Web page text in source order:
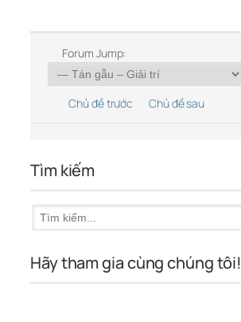
Forum Jump:
Chủ đề trước Chủ đề sau
Tìm kiếm
Hãy tham gia cùng chúng tôi!